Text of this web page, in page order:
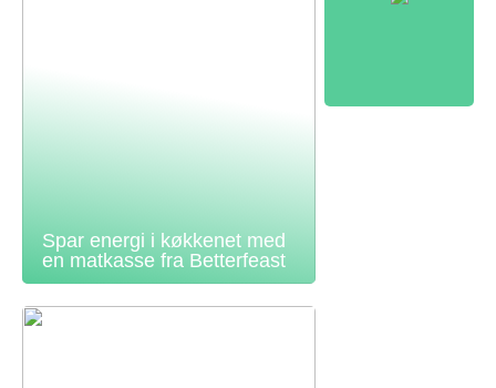
Spar energi i køkkenet med
en matkasse fra Betterfeast